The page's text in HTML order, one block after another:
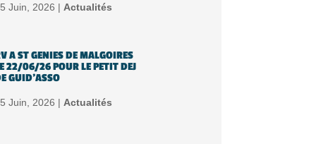
Juin, 2026 | Actualités
A ST GENIES DE MALGOIRES
22/06/26 POUR LE PETIT DEJ
GUID’ASSO
Juin, 2026 | Actualités